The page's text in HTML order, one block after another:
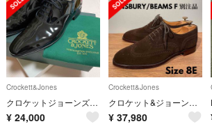
Crockett&Jones
クロケットジョーンズ エナメル
¥ 24,000
Crockett&Jones
クロケット&ジョーンズ FINSBURY フルブローグ 茶 8E BEAMS F
¥ 37,980